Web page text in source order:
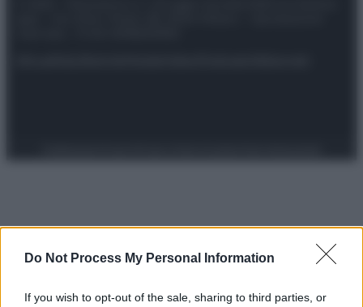
Do Not Process My Personal Information
If you wish to opt-out of the sale, sharing to third parties, or